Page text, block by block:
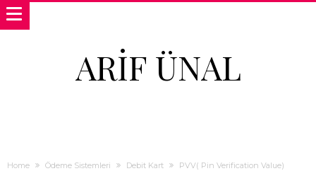
ARIF ÜNAL
Home Ödeme Sistemleri Debit Kart
PVV( Pin Verification Value)